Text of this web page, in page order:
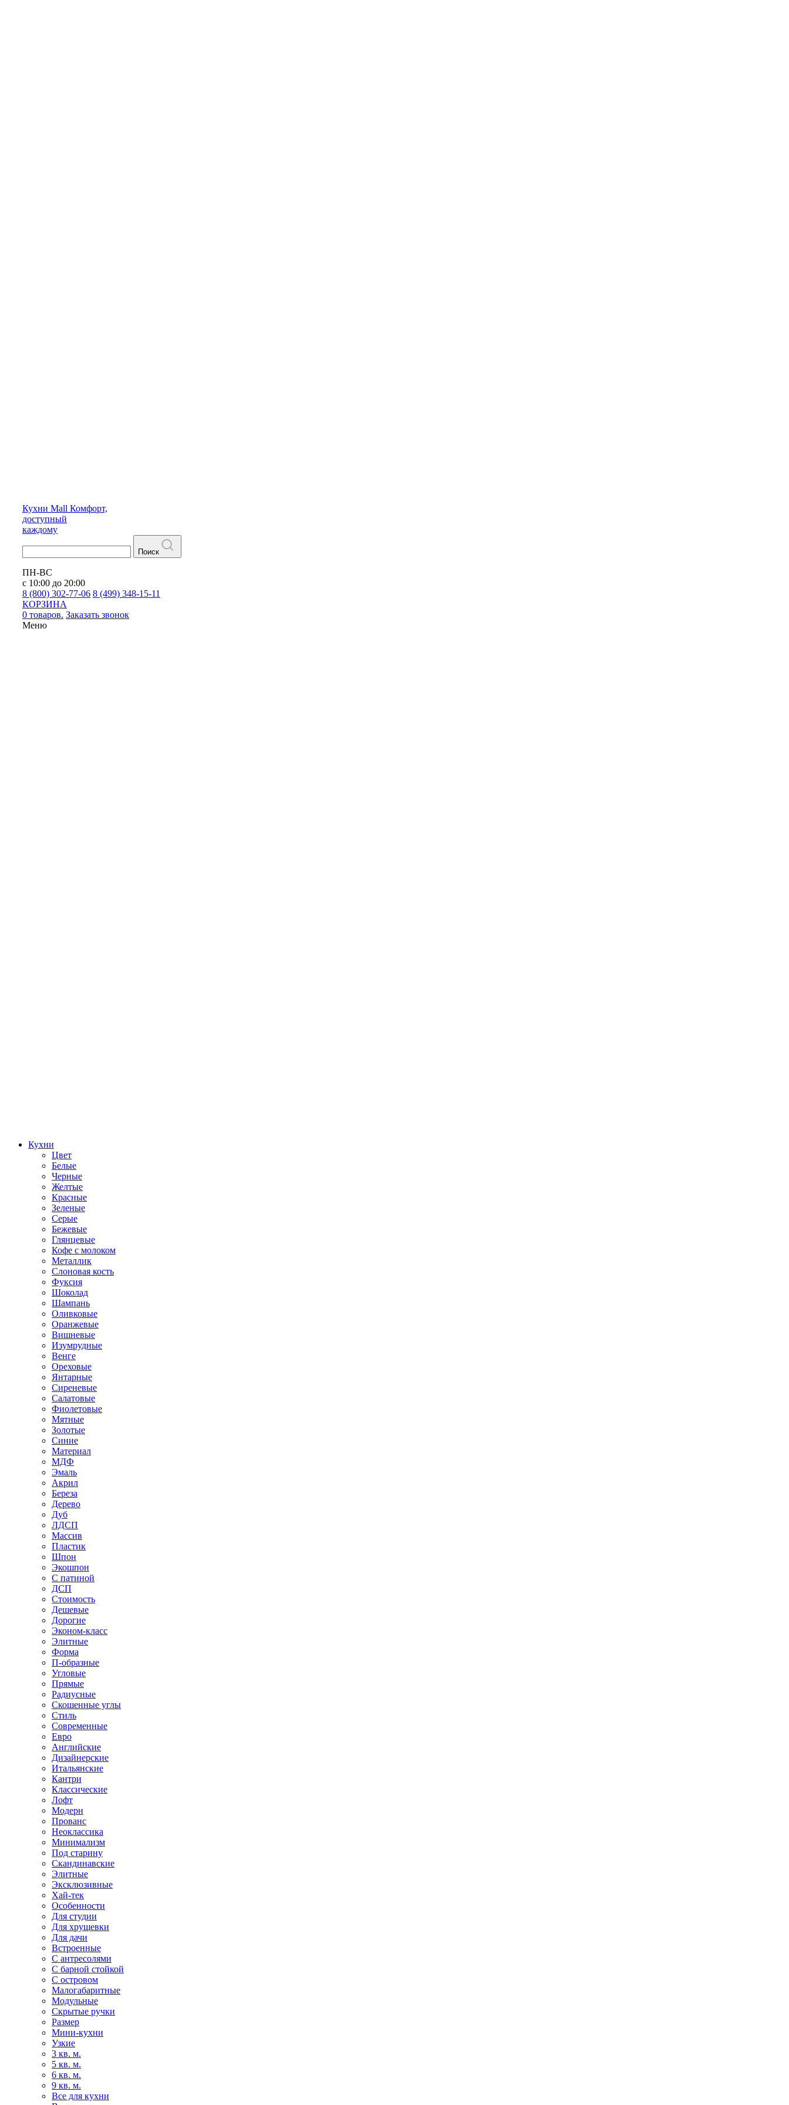
Кухни Mall Комфорт,
доступный
каждому
Поиск
ПН-ВС
с 10:00 до 20:00
8 (800) 302-77-06 8 (499) 348-15-11
КОРЗИНА
0 товаров. Заказать звонок
Меню
Кухни
Цвет
Белые
Черные
Желтые
Красные
Зеленые
Серые
Бежевые
Глянцевые
Кофе с молоком
Металлик
Слоновая кость
Фуксия
Шоколад
Шампань
Оливковые
Оранжевые
Вишневые
Изумрудные
Венге
Ореховые
Янтарные
Сиреневые
Салатовые
Фиолетовые
Мятные
Золотые
Синие
Материал
МДФ
Эмаль
Акрил
Береза
Дерево
Дуб
ЛДСП
Массив
Пластик
Шпон
Экошпон
С патиной
ДСП
Стоимость
Дешевые
Дорогие
Эконом-класс
Элитные
Форма
П-образные
Угловые
Прямые
Радиусные
Скошенные углы
Стиль
Современные
Евро
Английские
Дизайнерские
Итальянские
Кантри
Классические
Лофт
Модерн
Прованс
Неоклассика
Минимализм
Под старину
Скандинавские
Элитные
Эксклюзивные
Хай-тек
Особенности
Для студии
Для хрущевки
Для дачи
Встроенные
С антресолями
С барной стойкой
С островом
Малогабаритные
Модульные
Скрытые ручки
Размер
Мини-кухни
Узкие
3 кв. м.
5 кв. м.
6 кв. м.
9 кв. м.
Все для кухни